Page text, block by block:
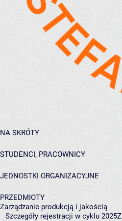
NA SKRÓTY
STUDENCI, PRACOWNICY
JEDNOSTKI ORGANIZACYJNE
PRZEDMIOTY
Zarządzanie produkcją i jakością
Szczegóły rejestracji w cyklu 2025Z